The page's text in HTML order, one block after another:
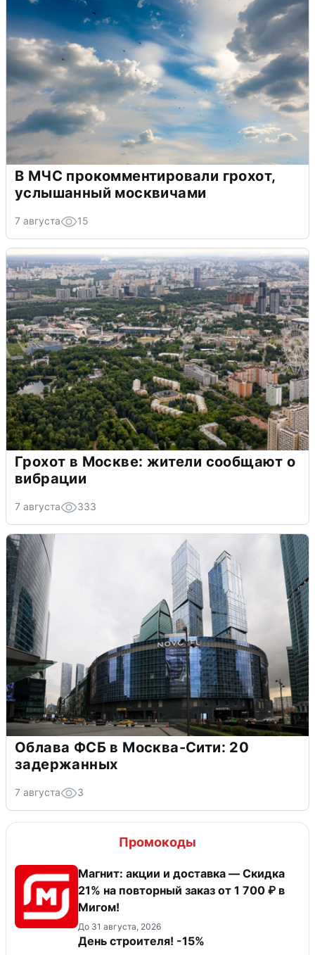
В МЧС прокомментировали грохот,
услышанный москвичами
7 августа 15
Грохот в Москве: жители сообщают о
вибрации
7 августа 333
Облава ФСБ в Москва-Сити: 20
задержанных
7 августа 3
Промокоды
Магнит: акции и доставка — Скидка
21% на повторный заказ от 1 700 ₽ в
Мигом!
До 31 августа, 2026
День строителя! -15%